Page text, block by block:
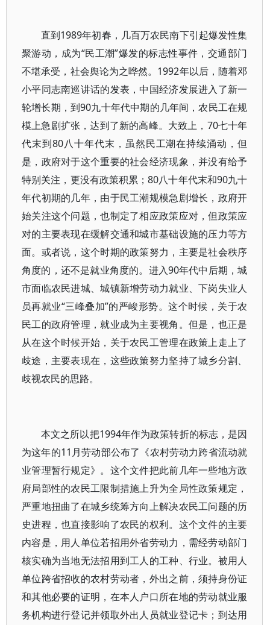
直到1989年初春，几百万农民南下引起爆发性集
聚游动，成为“民工潮”爆发的标志性事件，交通部门
不堪承受，社会舆论为之哗然。1992年以后，随着邓
小平同志南巡讲话的发表，中国经济发展进入了新一
轮增长期，到90九十年代中期的几年间，农民工在规
模上急剧扩张，达到了新的高峰。大致上，70七十年
代末到80八十年代末，虽然民工潮在持续涌动，但
是，政府对于这个重要的社会经济现象，并没有给予
特别关注，更没有政策积累；80八十年代末和90九十
年代初期的几年，由于民工潮规模急剧增长，政府开
始关注这个问题，也制定了相应政策应对，但政策应
对的主要表现在缓解交通和城市基础设施的压力等方
面。或者说，这个时期的政策努力，主要是社会秩序
角度的，还不是就业角度的。进入90年代中后期，城
市面临农民进城、城镇新增劳动力就业、下岗失业人
员再就业“三峰叠加”的严峻形势。这个时候，关于农
民工的政府管理，就业成为主要视角。但是，也正是
从在这个时候开始，关于农民工管理在政策上走上了
歧途，主要表现在，这些政策努力坚持了城乡分割、
歧视农民的思路。
本文之所以把1994年作为政策转折的标志，是因
为这年的11月劳动部公布了《农村劳动力跨省流动就
业管理暂行规定》。这个文件把此前几年一些地方政
府局部性的农民工限制措施上升为全局性政策规定，
严重地扭曲了在城乡统筹方向上解决农民工问题的历
史进程，也直接影响了农民的权利。这个文件的主要
内容是，用人单位若招用外省劳动力，需经劳动部门
核实确为当地无法招用到工人的工种、行业。被用人
单位跨省招收的农村劳动者，外出之前，须持身份证
和其他必要的证明，在本人户口所在地的劳动就业服
务机构进行登记并领取外出人员就业登记卡；到达用